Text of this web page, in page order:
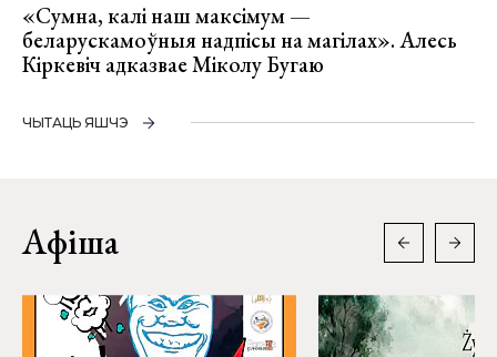
«Сумна, калі наш максімум —
беларускамоўныя надпісы на магілах». Алесь
Кіркевіч адказвае Міколу Бугаю
ЧЫТАЦЬ ЯШЧЭ
Афіша